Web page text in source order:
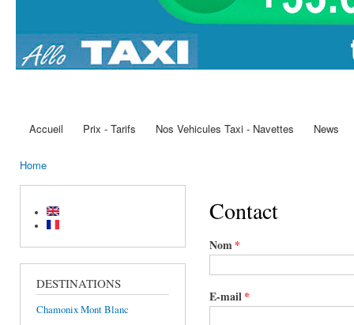
Main menu
Accueil Prix - Tarifs Nos Vehicules Taxi - Navettes News
Home
DESTINATIONS
Chamonix Mont Blanc
Contact
Nom*
E-mail*